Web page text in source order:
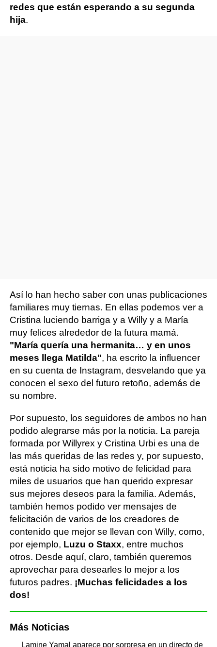
redes que están esperando a su segunda
hija.
Así lo han hecho saber con unas publicaciones
familiares muy tiernas. En ellas podemos ver a
Cristina luciendo barriga y a Willy y a María
muy felices alrededor de la futura mamá.
"María quería una hermanita… y en unos
meses llega Matilda", ha escrito la influencer
en su cuenta de Instagram, desvelando que ya
conocen el sexo del futuro retoño, además de
su nombre.
Por supuesto, los seguidores de ambos no han
podido alegrarse más por la noticia. La pareja
formada por Willyrex y Cristina Urbi es una de
las más queridas de las redes y, por supuesto,
está noticia ha sido motivo de felicidad para
miles de usuarios que han querido expresar
sus mejores deseos para la familia. Además,
también hemos podido ver mensajes de
felicitación de varios de los creadores de
contenido que mejor se llevan con Willy, como,
por ejemplo, Luzu o Staxx, entre muchos
otros. Desde aquí, claro, también queremos
aprovechar para desearles lo mejor a los
futuros padres. ¡Muchas felicidades a los
dos!
Más Noticias
Lamine Yamal aparece por sorpresa en un directo de